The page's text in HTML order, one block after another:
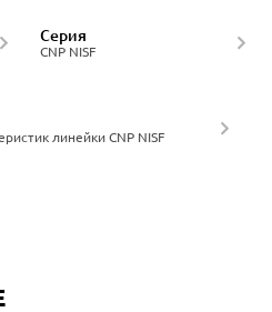
CNP NISF
Серия
линейки CNP NISF